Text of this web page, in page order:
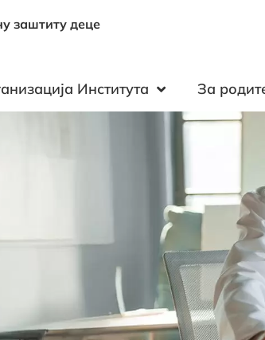
заштиту деце
Института За